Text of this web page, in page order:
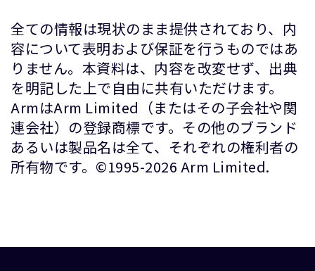
全ての情報は現状のまま提供されており、内
容について表明および保証を行うものではあ
りません。本資料は、内容を改変せず、出典
を明記した上で自由に共有いただけます。
ArmはArm Limited（またはその子会社や関
連会社）の登録商標です。その他のブランド
あるいは製品名は全て、それぞれの権利者の
所有物です。©1995-2026 Arm Limited.